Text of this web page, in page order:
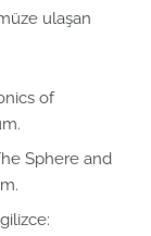
ulaşan
of
Sphere and